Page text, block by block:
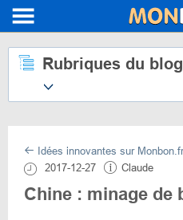
Rubriques du blog
Idées innovantes sur Monbon.fr
2017-12-27
Claude
Chine : minage de